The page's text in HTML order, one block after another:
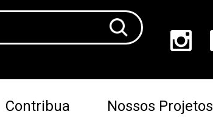
Contribua Nossos Projetos